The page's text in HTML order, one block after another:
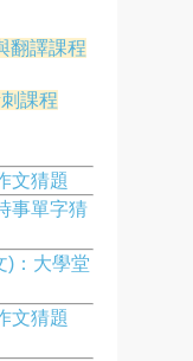
翻譯課程
課程
文猜題
事單字猜
)：大學堂
文猜題